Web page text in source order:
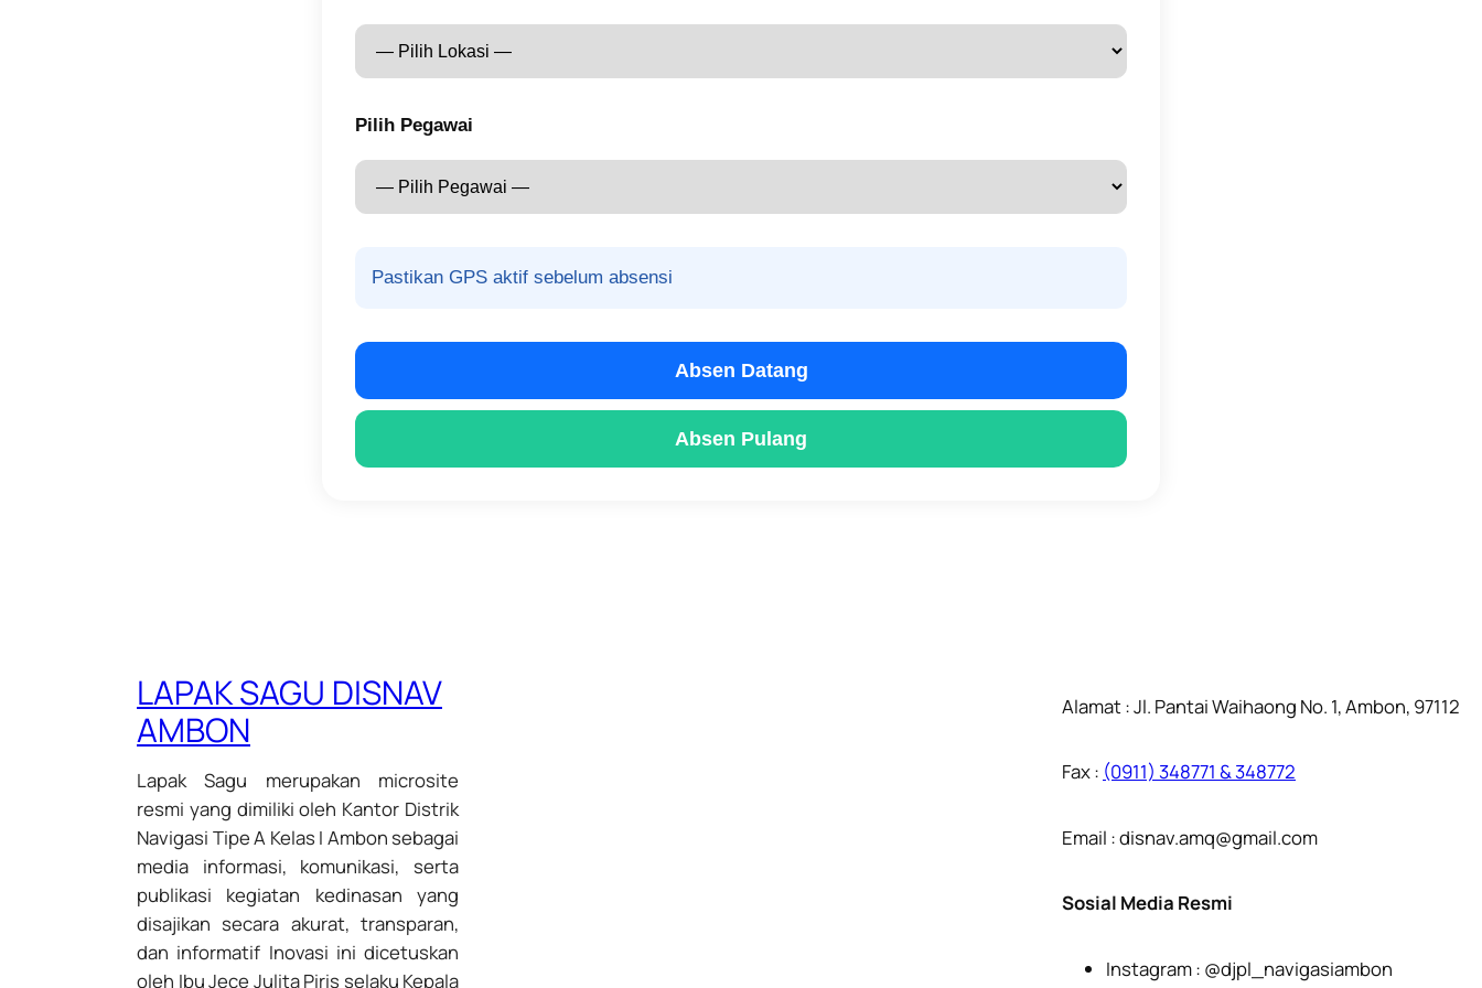
Pilih Pegawai
Pastikan GPS aktif sebelum absensi
Absen Datang
Absen Pulang
LAPAK SAGU DISNAV
AMBON
Lapak Sagu merupakan microsite
resmi yang dimiliki oleh Kantor Distrik
Navigasi Tipe A Kelas I Ambon sebagai
media informasi, komunikasi, serta
publikasi kegiatan kedinasan yang
disajikan secara akurat, transparan,
dan informatif Inovasi ini dicetuskan
oleh Ibu Jece Julita Piris selaku Kepala
Alamat : Jl. Pantai Waihaong No. 1, Ambon, 97112
Fax : (0911) 348771 & 348772
Email : disnav.amq@gmail.com
Sosial Media Resmi
Instagram : @djpl_navigasiambon